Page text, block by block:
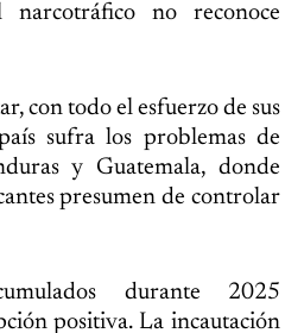
narcotráfico no reconoce
con todo el esfuerzo de sus
sufra los problemas de
y Guatemala, donde
presumen de controlar
durante 2025
positiva. La incautación